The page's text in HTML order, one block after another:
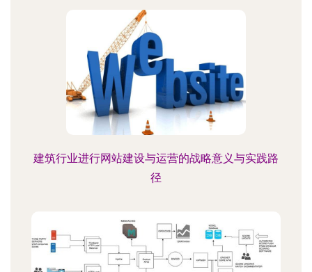
建筑行业进行网站建设与运营的战略意义与实践路
径